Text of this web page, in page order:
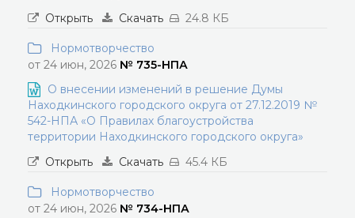
Открыть
Скачать 24.8 КБ
Нормотворчество
от 24 июн, 2026 № 735-НПА
О внесении изменений в решение Думы
Находкинского городского округа от 27.12.2019 №
542-НПА «О Правилах благоустройства
территории Находкинского городского округа»
Открыть
Скачать 45.4 КБ
Нормотворчество
от 24 июн, 2026 № 734-НПА